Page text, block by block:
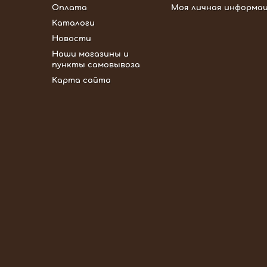
Оплата
Каталоги
Новости
Наши магазины и
пункты самовывоза
Карта сайта
Моя личная